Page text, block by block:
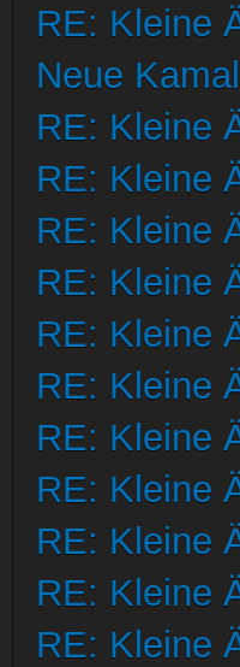
RE: Kleine
Neue
RE: Kleine
RE: Kleine
RE: Kleine
RE: Kleine
RE: Kleine
RE: Kleine
RE: Kleine
RE: Kleine
RE: Kleine
RE: Kleine
RE: Kleine